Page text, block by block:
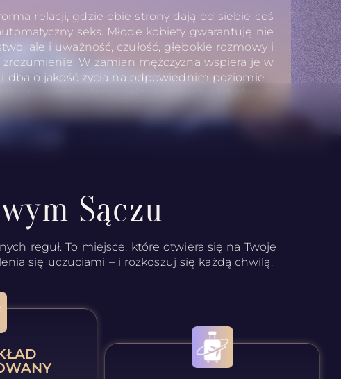
relacji, gdzie obie strony dają od siebie coś
seks. Młode kobiety gwarantuję nie
ale i uważność, czułość, głębokie rozmowy i
W zamian mężczyzna wspiera je w
dba o jakość życia na odpowiednim poziomie –
to w atmosferze pełnej szacunku i dyskrecji.
Sączu
reguł. To miejsce, które otwiera się na Twoje
się uczuciami – i rozkoszuj się każdą chwilą.